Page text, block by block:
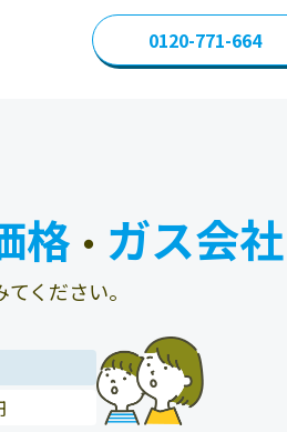
0120-771-664
格 ・ ガス会社
ください。